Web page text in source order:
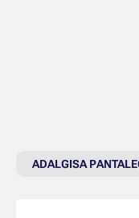
ADALGISA